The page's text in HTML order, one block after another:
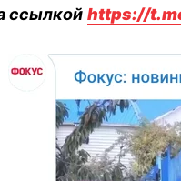
ссылкой https://